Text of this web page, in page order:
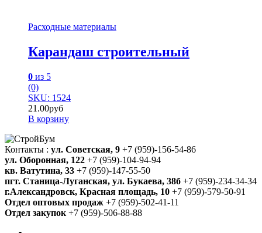
Расходные материалы
Карандаш строительный
0 из 5
(0)
SKU: 1524
21.00руб
В корзину
Контакты : ул. Советская, 9 +7 (959)-156-54-86
ул. Оборонная, 122 +7 (959)-104-94-94
кв. Ватутина, 33 +7 (959)-147-55-50
пгт. Станица-Луганская, ул. Букаева, 38б +7 (959)-234-34-34
г.Александровск, Красная площадь, 10 +7 (959)-579-50-91
Отдел оптовых продаж +7 (959)-502-41-11
Отдел закупок +7 (959)-506-88-88